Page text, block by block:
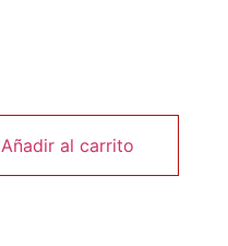
Añadir al carrito